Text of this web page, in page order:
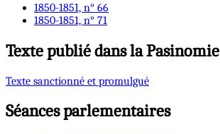
1850-1851, n° 66
1850-1851, n° 71
Texte publié dans la Pasinomie
Texte sanctionné et promulgué
Séances parlementaires